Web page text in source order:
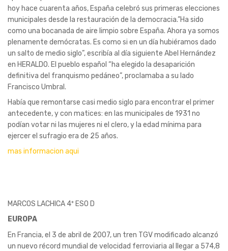
hoy hace cuarenta años, España celebró sus primeras elecciones
municipales desde la restauración de la democracia.”Ha sido
como una bocanada de aire limpio sobre España. Ahora ya somos
plenamente demócratas. Es como si en un día hubiéramos dado
un salto de medio siglo”, escribía al día siguiente Abel Hernández
en HERALDO. El pueblo español “ha elegido la desaparición
definitiva del franquismo pedáneo”, proclamaba a su lado
Francisco Umbral.
Había que remontarse casi medio siglo para encontrar el primer
antecedente, y con matices: en las municipales de 1931 no
podían votar ni las mujeres ni el clero, y la edad mínima para
ejercer el sufragio era de 25 años.
mas informacion aqui
MARCOS LACHICA 4º ESO D
EUROPA
​En Francia, el 3 de abril de 2007, un tren TGV modificado alcanzó
un nuevo récord mundial de velocidad ferroviaria al llegar a 574,8